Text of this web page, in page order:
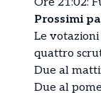
Prossimi
Le
quattro
Due al
Due al